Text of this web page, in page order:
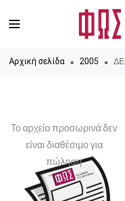
Αρχική σελίδα 2005
Το αρχείο προσωρινά δεν
είναι διαθέσιμο για
πώληση